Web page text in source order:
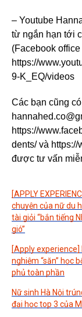
– Youtube
từ ngắn hạn tới
(Facebook office
https://
9-K_EQ/videos
Các bạn cũng
https://
dents/ và
được tư vấn
[APPLY
chuyện của nữ du
tài giỏi “bắn tiếng
gió”
[Apply experience]
nghiệm “săn” học
phủ toàn phần
Nữ sinh Hà Nội
đại học top 3 của